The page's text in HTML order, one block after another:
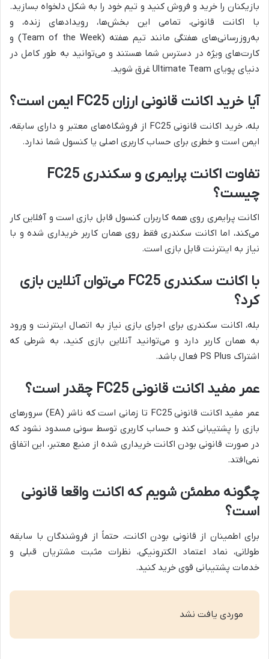
بازیکنان را خرید و فروش کنید و تیم خود را به شکل دلخواه بسازید.
با اکانت قانونی، تمامی این بخش‌ها، رویدادهای زنده، و
به‌روزرسانی‌های هفتگی مانند تیم هفته (Team of the Week) و
کارت‌های ویژه در دسترس شما هستند و می‌توانید به طور کامل در
دنیای پویای Ultimate Team غرق شوید.
آیا خرید اکانت قانونی ارزان FC25 ایمن است؟
بله، خرید اکانت قانونی FC25 از فروشگاه‌های معتبر و دارای سابقه،
ایمن است و خطری برای حساب کاربری اصلی یا کنسول شما ندارد.
تفاوت اکانت پرایمری و سکندری FC25
چیست؟
اکانت پرایمری روی همه کاربران کنسول قابل بازی است و آفلاین کار
می‌کند، اما اکانت سکندری فقط روی همان کاربر خریداری شده و با
نیاز به اینترنت قابل بازی است.
با اکانت سکندری FC25 می‌توان آنلاین بازی
کرد؟
بله، اکانت سکندری برای اجرای بازی نیاز به اتصال اینترنت و ورود
به همان کاربر دارد و می‌توانید آنلاین بازی کنید، به شرطی که
اشتراک PS Plus فعال باشد.
عمر مفید اکانت قانونی FC25 چقدر است؟
عمر مفید اکانت قانونی FC25 تا زمانی است که ناشر (EA) سرورهای
بازی را پشتیبانی کند و حساب کاربری توسط سونی مسدود نشود که
در صورت قانونی بودن اکانت خریداری شده از منبع معتبر، این اتفاق
نمی‌افتد.
چگونه مطمئن شویم که اکانت واقعا قانونی
است؟
برای اطمینان از قانونی بودن اکانت، حتماً از فروشندگان با سابقه
طولانی، نماد اعتماد الکترونیکی، نظرات مثبت مشتریان قبلی و
خدمات پشتیبانی قوی خرید کنید.
موردی یافت نشد